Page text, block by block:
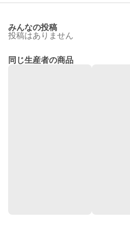
みんなの投稿
投稿はありません
同じ生産者の商品